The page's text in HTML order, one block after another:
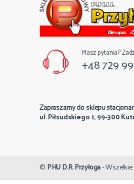
Masz pytania?
+48 729
Zapraszamy do sklepu
ul. Piłsudskiego 1, 99-300
© PHU D.R. Przyłoga-